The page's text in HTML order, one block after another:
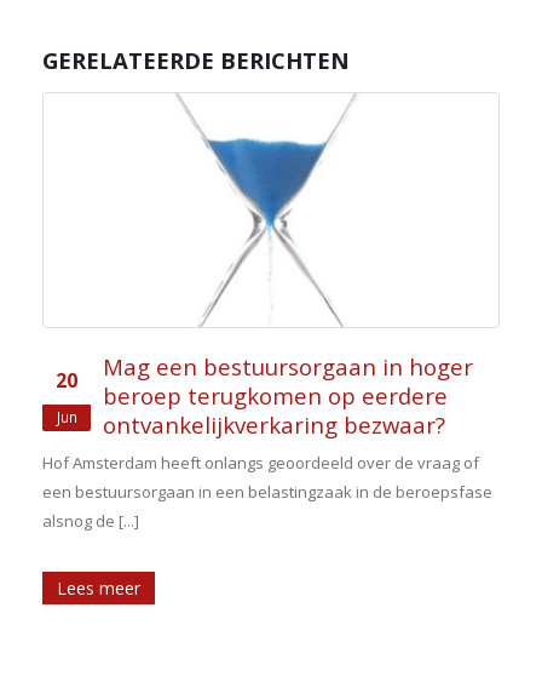
GERELATEERDE BERICHTEN
20
Jun
Mag een bestuursorgaan in hoger
beroep terugkomen op eerdere
ontvankelijkverkaring bezwaar?
Hof Amsterdam heeft onlangs geoordeeld over de vraag of
een bestuursorgaan in een belastingzaak in de beroepsfase
alsnog de [...]
Lees meer